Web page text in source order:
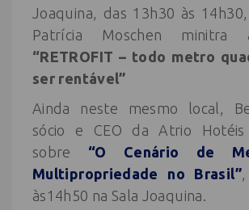
Joaquina, das 13h30 às
Patrícia Moschen minitra
“RETROFIT – todo metro
ser rentável”
Ainda neste mesmo local,
sócio e CEO da Atrio
sobre “O Cenário de
Multipropriedade no Brasil”,
às14h50 na Sala Joaquina.